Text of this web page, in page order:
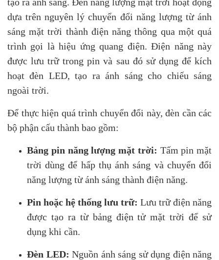
dựa trên nguyên lý chuyển đổi năng lượng từ ánh
sáng mặt trời thành điện năng thông qua một quá
trình gọi là hiệu ứng quang điện. Điện năng này
được lưu trữ trong pin và sau đó sử dụng để kích
hoạt đèn LED, tạo ra ánh sáng cho chiếu sáng
ngoài trời.
Để thực hiện quá trình chuyển đổi này, đèn cần các
bộ phận cấu thành bao gồm:
Bảng pin năng lượng mặt trời: Tấm pin mặt
trời dùng để hấp thụ ánh sáng và chuyển đổi
năng lượng từ ánh sáng thành điện năng.
Pin hoặc hệ thống lưu trữ: Lưu trữ điện năng
được tạo ra từ bảng điện tử mặt trời để sử
dụng khi cần.
Đèn LED: Nguồn ánh sáng sử dụng điện năng